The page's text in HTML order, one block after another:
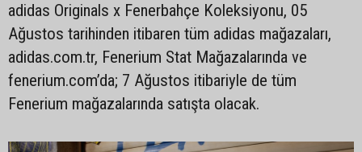
adidas Originals x Fenerbahçe Koleksiyonu, 05
Ağustos tarihinden itibaren tüm adidas mağazaları,
adidas.com.tr, Fenerium Stat Mağazalarında ve
fenerium.com’da; 7 Ağustos itibariyle de tüm
Fenerium mağazalarında satışta olacak.